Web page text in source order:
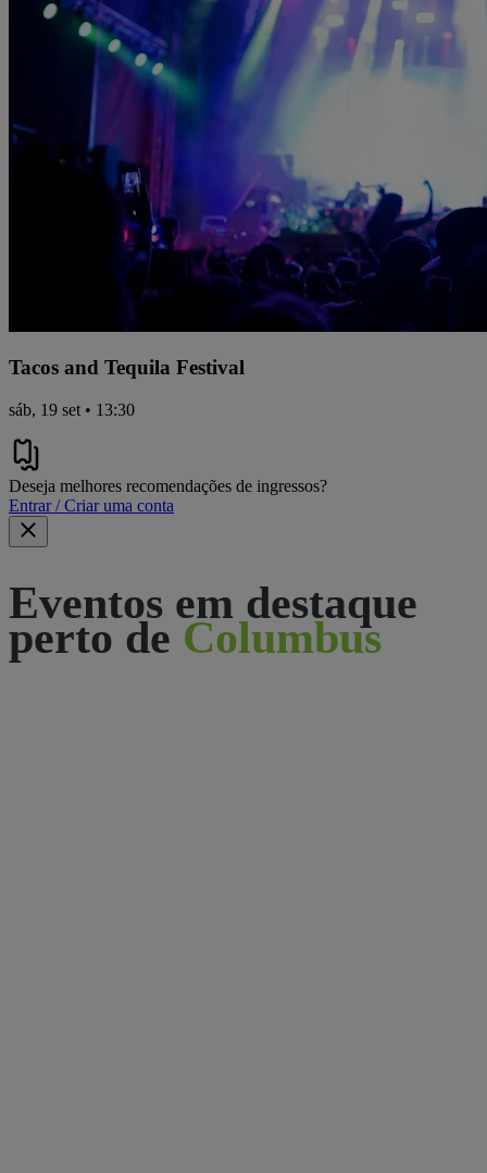
Tacos and Tequila Festival
sáb, 19 set • 13:30
Deseja melhores recomendações de ingressos?
Entrar / Criar uma conta
Eventos em destaque
perto de Columbus